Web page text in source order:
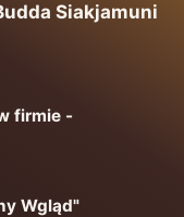
Siakjamuni
firmie -
Wgląd"